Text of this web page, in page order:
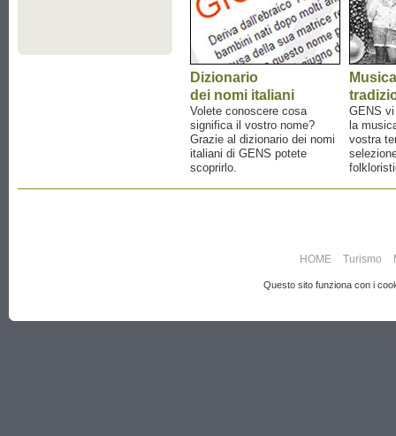
Dizionario
dei nomi italiani
Volete conoscere cosa
significa il vostro nome?
Grazie al dizionario dei nomi
italiani di GENS potete
scoprirlo.
Musica
GENS
la
vostra
HOME Turismo
Questo sito funziona con i